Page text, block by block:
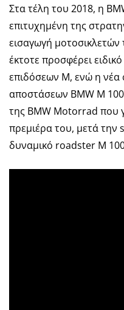
Στα τέλη του 2018, η
επιτυχημένη της
εισαγωγή
έκτοτε προσφέρει
επιδόσεων M, ενώ η
αποστάσεων BMW M
της BMW Motorrad που
πρεμιέρα του, μετά την
δυναμικό roadster M